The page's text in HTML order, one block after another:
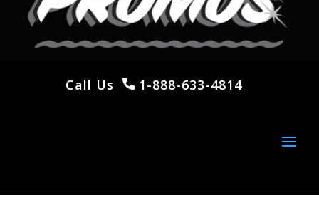
Call Us 1-888-633-4814